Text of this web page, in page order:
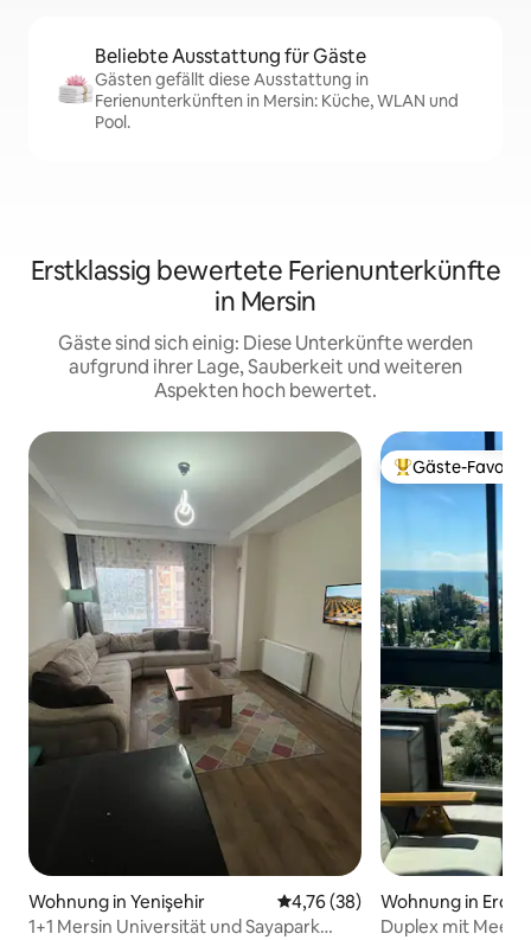
Beliebte Ausstattung für Gäste
Gästen gefällt diese Ausstattung in
Ferienunterkünften in Mersin: Küche, WLAN und
Pool.
Erstklassig bewertete Ferienunterkünfte
in Mersin
Gäste sind sich einig: Diese Unterkünfte werden
aufgrund ihrer Lage, Sauberkeit und weiteren
Aspekten hoch bewertet.
Wohnung in Yenişehir Durchschnittliche Bewertung:
4,76 (38)
1+1 Mersin Universität und Sayapark
Beliebter Gäste-
Gäste-Favorit
Wohnung in
Duplex mit